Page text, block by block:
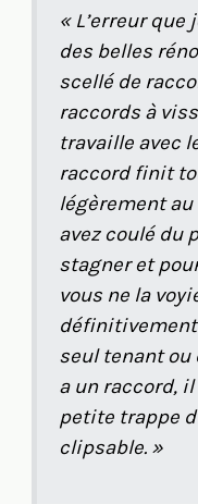
« L’erreur que
des belles
scellé de
raccords à
travaille avec
raccord finit
légèrement au
avez coulé du
stagner et
vous ne la
définitivement
seul tenant ou
a un raccord,
petite trappe
clipsable. »